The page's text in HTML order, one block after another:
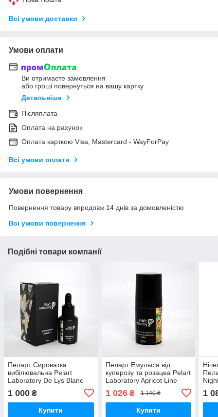
Всі умови доставки
Умови оплати
Ви отримаєте замовлення
або гроші повернуться на вашу картку
Детальніше
Післяплата
Оплата на рахунок
Оплата карткою Visa, Mastercard - WayForPay
Всі умови оплати
Умови повернення
Повернення товару впродовж 14 днів за домовленістю
Всі умови повернення
Подібні товари компанії
Пеларт Сироватка
вибілювальна Pelart
Laboratory De Lys Blanc
«MELFADE -J», 30 мл
1 000 ₴
Купити
Пеларт Емульсія від
куперозу та розацеа Pelart
Laboratory Apricot Line
1 026₴ 1 140 ₴
Купити
1